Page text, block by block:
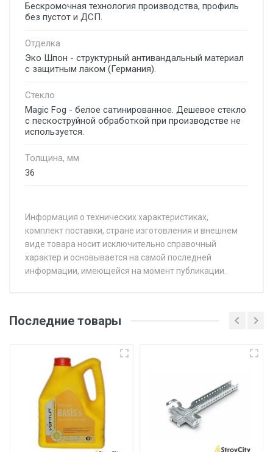
Бескромочная технология производства, профиль
без пустот и ДСП.
Отделка
Эко Шпон - структурный антивандальный материал
с защитным лаком (Германия).
Стекло
Magic Fog - белое сатинированное. Дешевое стекло
с пескоструйной обработкой при производстве не
используется.
Толщина, мм
36
Информация о технических характеристиках,
комплект поставки, стране изготовления и внешнем
виде товара носит исключительно справочный
характер и основывается на самой последней
информации, имеющейся на момент публикации.
Последние товары